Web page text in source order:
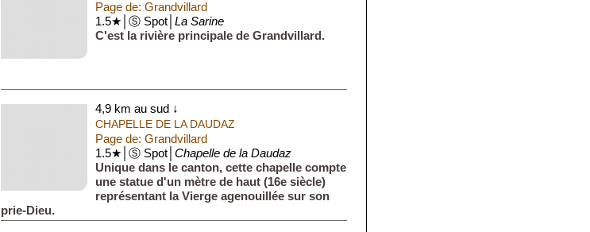
Page de: Grandvillard
1.5★│Ⓢ Spot│ La Sarine
C'est la rivière principale de Grandvillard.
4,9 km au sud ↓
CHAPELLE DE LA DAUDAZ
Page de: Grandvillard
1.5★│Ⓢ Spot│ Chapelle de la Daudaz
Unique dans le canton, cette chapelle compte
une statue d'un mètre de haut (16e siècle)
représentant la Vierge agenouillée sur son
prie-Dieu.
Fait rare, elle semble à la fois soumise et apeurée....